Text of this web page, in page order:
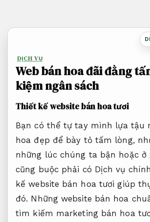
DỊCH VỤ
Web bán hoa đãi đằng
kiệm ngân sách
Thiết kế website bán hoa tươi
Bạn có thể tự tay mình lựa tậu
hoa đẹp để bày tỏ tấm lòng,
những lúc chúng ta bận hoặc ở
cũng buộc phải có Dịch vụ
kế website bán hoa tươi giúp
đó. Những website bán hoa
tìm kiếm marketing bán hoa